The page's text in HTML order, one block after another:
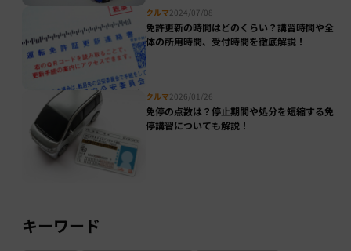
クルマ2024/07/08
免許更新の時間はどのくらい？講習時間や全
体の所用時間、受付時間を徹底解説！
クルマ2026/01/26
免停の点数は？停止期間や処分を短縮する免
停講習についても解説！
キーワード